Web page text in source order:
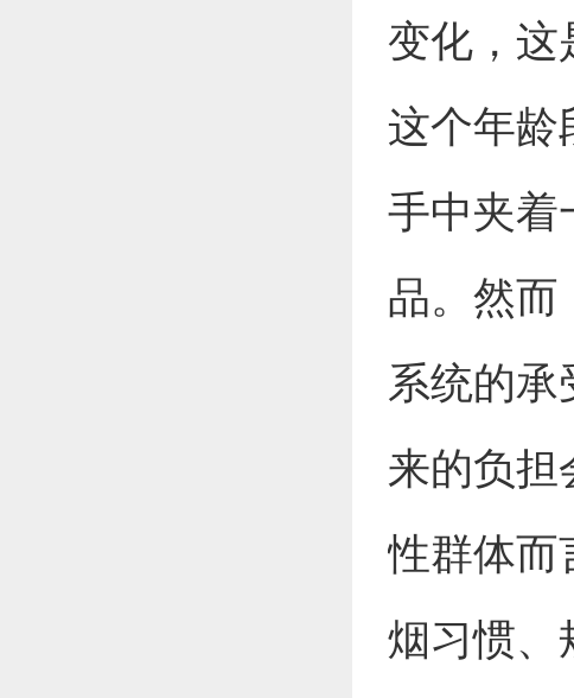
变化，这
这个年龄
手中夹着
品。然而
系统的承
来的负担
性群体而
烟习惯、